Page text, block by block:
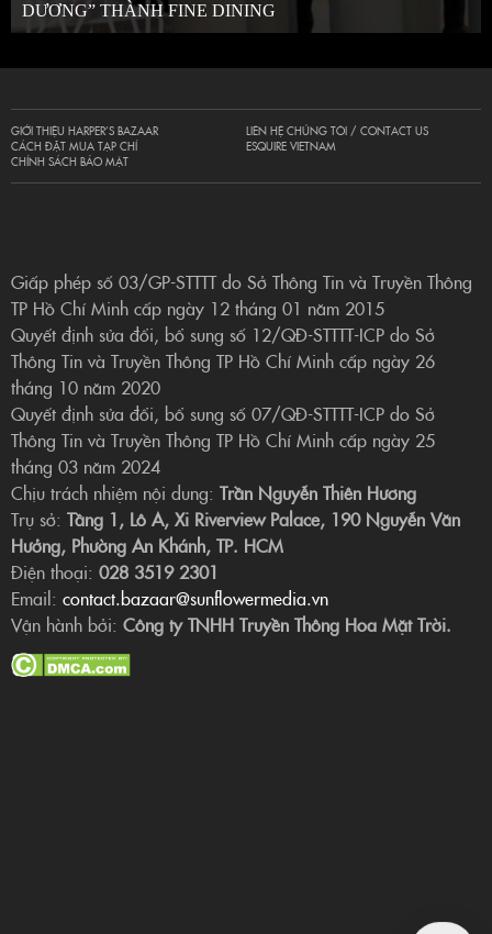
DƯƠNG” THÀNH FINE DINING
GIỚI THIỆU HARPER’S BAZAAR
CÁCH ĐẶT MUA TẠP CHÍ
CHÍNH SÁCH BẢO MẬT
LIÊN HỆ CHÚNG TÔI / CONTACT US
ESQUIRE VIETNAM
Giấp phép số 03/GP-STTTT do Sở Thông Tin và Truyền Thông
TP Hồ Chí Minh cấp ngày 12 tháng 01 năm 2015
Quyết định sửa đổi, bổ sung số 12/QĐ-STTTT-ICP do Sở
Thông Tin và Truyền Thông TP Hồ Chí Minh cấp ngày 26
tháng 10 năm 2020
Quyết định sửa đổi, bổ sung số 07/QĐ-STTTT-ICP do Sở
Thông Tin và Truyền Thông TP Hồ Chí Minh cấp ngày 25
tháng 03 năm 2024
Chịu trách nhiệm nội dung: Trần Nguyễn Thiên Hương
Trụ sở: Tầng 1, Lô A, Xi Riverview Palace, 190 Nguyễn Văn
Hưởng, Phường An Khánh, TP. HCM
Điện thoại: 028 3519 2301
Email: contact.bazaar@sunflowermedia.vn
Vận hành bởi: Công ty TNHH Truyền Thông Hoa Mặt Trời.